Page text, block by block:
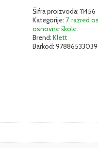
Šifra proizvoda:11456
Kategorije: 7. razred
osnovne škole
Brend:Klett
Barkod: